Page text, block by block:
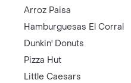
Arroz Paisa
Hamburguesas El Corral
Dunkin' Donuts
Pizza Hut
Little Caesars